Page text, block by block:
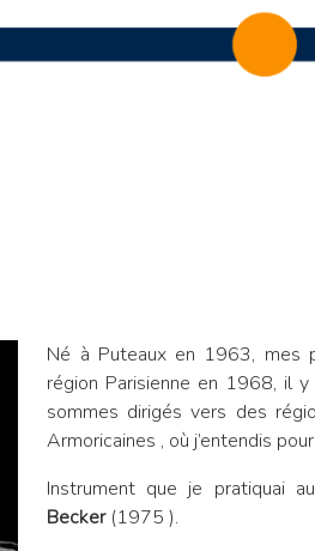
Né à Puteaux en 1963, mes
région Parisienne en 1968, il y
sommes dirigés vers des
Armoricaines , où j’entendis
Instrument que je pratiquai
Becker (1975 ).